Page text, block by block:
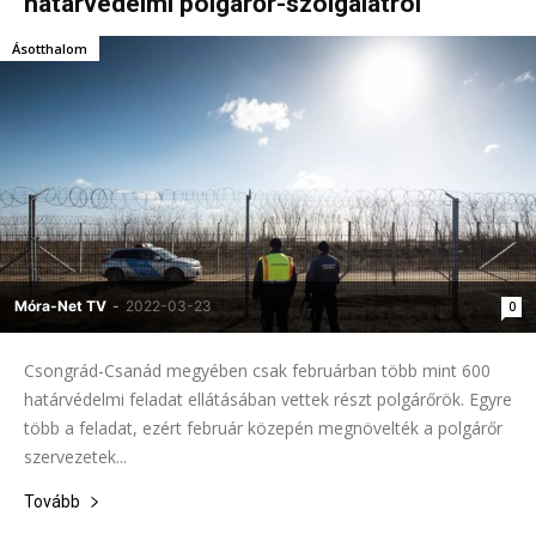
Móra-Net TV - 2022-03-23 0
Ásotthalom
Csongrád-Csanád megyében csak februárban több mint 600
határvédelmi feladat ellátásában vettek részt polgárőrök. Egyre
több a feladat, ezért február közepén megnövelték a polgárőr
szervezetek...
Tovább